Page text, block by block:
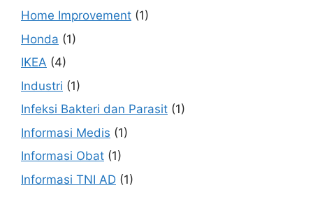
Home Improvement (1)
Honda (1)
IKEA (4)
Industri (1)
Infeksi Bakteri dan Parasit (1)
Informasi Medis (1)
Informasi Obat (1)
Informasi TNI AD (1)